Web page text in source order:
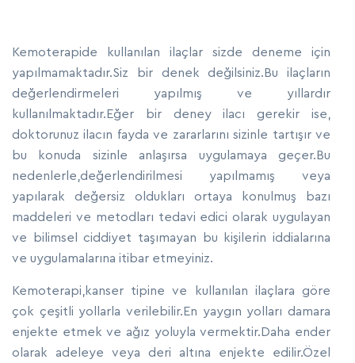
Kemoterapide kullanılan ilaçlar sizde deneme için
yapılmamaktadır.Siz bir denek değilsiniz.Bu ilaçların
değerlendirmeleri yapılmış ve yıllardır
kullanılmaktadır.Eğer bir deney ilacı gerekir ise,
doktorunuz ilacın fayda ve zararlarını sizinle tartışır ve
bu konuda sizinle anlaşırsa uygulamaya geçer.Bu
nedenlerle,değerlendirilmesi yapılmamış veya
yapılarak değersiz oldukları ortaya konulmuş bazı
maddeleri ve metodları tedavi edici olarak uygulayan
ve bilimsel ciddiyet taşımayan bu kişilerin iddialarına
ve uygulamalarına itibar etmeyiniz.
Kemoterapi,kanser tipine ve kullanılan ilaçlara göre
çok çeşitli yollarla verilebilir.En yaygın yolları damara
enjekte etmek ve ağız yoluyla vermektir.Daha ender
olarak adeleye veya deri altına enjekte edilir.Özel